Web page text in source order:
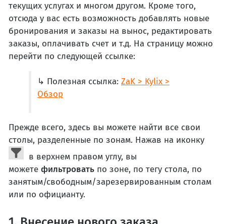
текущих услугах и многом другом. Кроме того,
отсюда у вас есть возможность добавлять новые
бронирования и заказы на вынос, редактировать
заказы, оплачивать счет и т.д. На страницу можно
перейти по следующей ссылке:
↳ Полезная ссылка: ZaK > Kylix >
Обзор
Прежде всего, здесь вы можете найти все свои
столы, разделенные по зонам. Нажав на иконку
в верхнем правом углу, вы
можете фильтровать по зоне, по тегу стола, по
занятым/свободным/зарезервированным столам
или по официанту.